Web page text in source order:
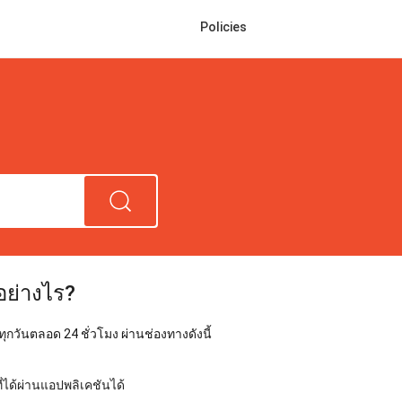
Policies
างไร?
วันตลอด 24 ชั่วโมง ผ่านช่องทางดังนี้
ด้ผ่านแอปพลิเคชันได้